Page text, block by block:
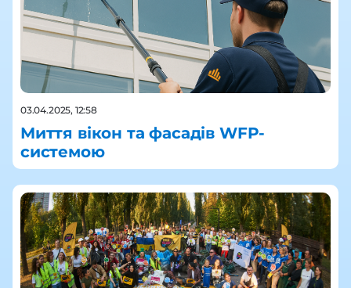
03.04.2025, 12:58
Миття вікон та фасадів WFP-
системою